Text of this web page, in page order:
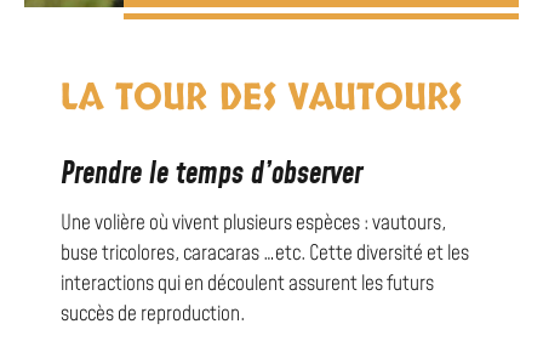
LA TOUR DES VAUTOURS
Prendre le temps d’observer
Une volière où vivent plusieurs espèces : vautours,
buse tricolores, caracaras …etc. Cette diversité et les
interactions qui en découlent assurent les futurs
succès de reproduction.